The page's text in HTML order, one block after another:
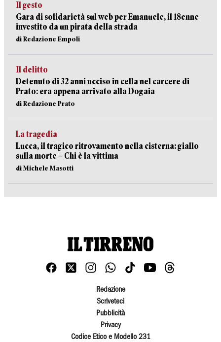
Il gesto
Gara di solidarietà sul web per Emanuele, il 18enne
investito da un pirata della strada
di Redazione Empoli
Il delitto
Detenuto di 32 anni ucciso in cella nel carcere di
Prato: era appena arrivato alla Dogaia
di Redazione Prato
La tragedia
Lucca, il tragico ritrovamento nella cisterna: giallo
sulla morte – Chi è la vittima
di Michele Masotti
Redazione
Scriveteci
Pubblicità
Privacy
Codice Etico e Modello 231